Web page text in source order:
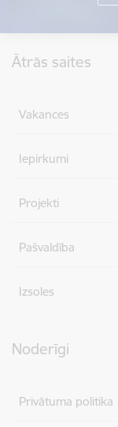
Ātrās saites
Vakances
Iepirkumi
Projekti
Pašvaldība
Izsoles
Noderīgi
Privātuma politika